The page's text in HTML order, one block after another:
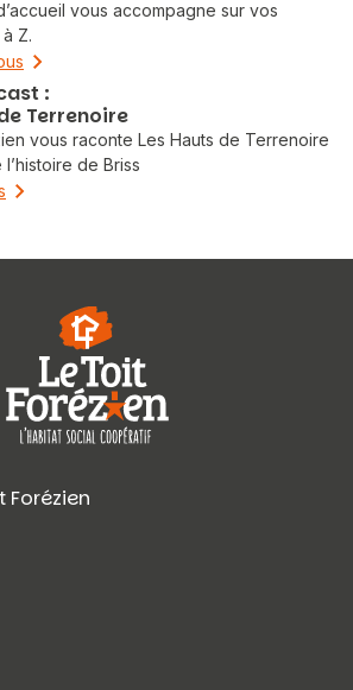
vous accompagne sur vos
Z.
:
Terrenoire
vous raconte Les Hauts de Terrenoire
de Briss
Forézien